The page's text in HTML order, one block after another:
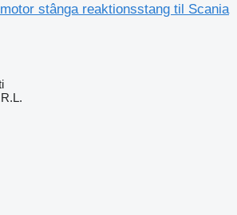
stânga reaktionsstang til Scania